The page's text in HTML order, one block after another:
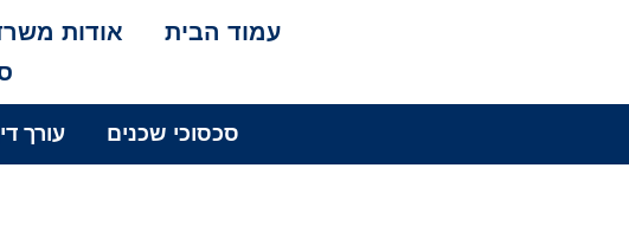
עמוד הבית אודות
סכסוכי שכנים עורך